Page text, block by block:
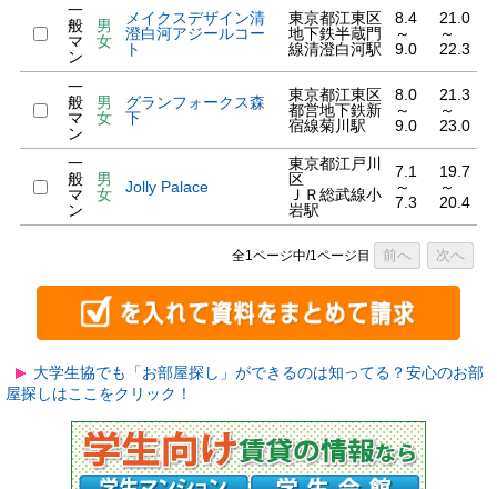
一
般
マ
ン
男
女
メイクスデザイン清
澄白河アジールコー
ト
東京都江東区
地下鉄半蔵門
線清澄白河駅
8.4
～
9.0
21.0
～
22.3
一
般
マ
ン
男
女
グランフォークス森
下
東京都江東区
都営地下鉄新
宿線菊川駅
8.0
～
9.0
21.3
～
23.0
一
般
マ
ン
男
女
Jolly Palace
東京都江戸川
区
ＪＲ総武線小
岩駅
7.1
～
7.3
19.7
～
20.4
全1ページ中/1ページ目 前へ 次へ
大学生協でも「お部屋探し」ができるのは知ってる？安心のお部
屋探しはここをクリック！